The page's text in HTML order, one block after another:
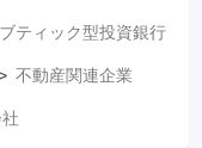
ブティック型投資銀行
不動産関連企業